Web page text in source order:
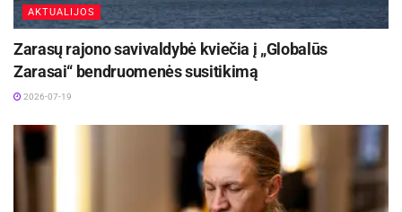
AKTUALIJOS
Zarasų rajono savivaldybė kviečia į „Globalūs
Zarasai“ bendruomenės susitikimą
2026-07-19